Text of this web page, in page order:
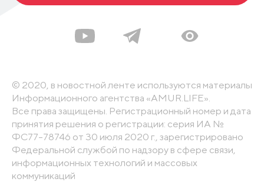
© 2020, в новостной ленте используются материалы
Информационного агентства «AMUR.LIFE».
Все права защищены. Регистрационный номер и дата
принятия решения о регистрации: серия ИА №
ФС77-78746 от 30 июля 2020 г., зарегистрировано
Федеральной службой по надзору в сфере связи,
информационных технологий и массовых
коммуникаций